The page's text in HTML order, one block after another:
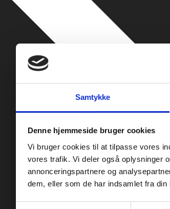
Samtykke
Denne hjemmeside bruger cookies
Vi bruger cookies til at tilpasse vores
vores trafik. Vi deler også oplysninger
annonceringspartnere og
dem, eller som de har indsamlet fra din